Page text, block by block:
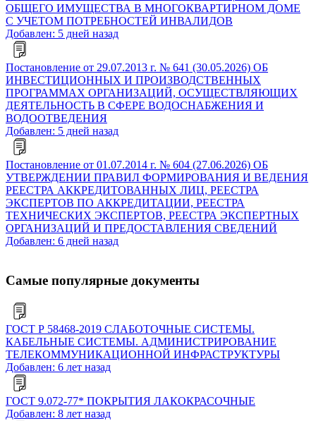
ОБЩЕГО ИМУЩЕСТВА В МНОГОКВАРТИРНОМ ДОМЕ
С УЧЕТОМ ПОТРЕБНОСТЕЙ ИНВАЛИДОВ
Добавлен: 5 дней назад
Постановление от 29.07.2013 г. № 641 (30.05.2026) ОБ
ИНВЕСТИЦИОННЫХ И ПРОИЗВОДСТВЕННЫХ
ПРОГРАММАХ ОРГАНИЗАЦИЙ, ОСУЩЕСТВЛЯЮЩИХ
ДЕЯТЕЛЬНОСТЬ В СФЕРЕ ВОДОСНАБЖЕНИЯ И
ВОДООТВЕДЕНИЯ
Добавлен: 5 дней назад
Постановление от 01.07.2014 г. № 604 (27.06.2026) ОБ
УТВЕРЖДЕНИИ ПРАВИЛ ФОРМИРОВАНИЯ И ВЕДЕНИЯ
РЕЕСТРА АККРЕДИТОВАННЫХ ЛИЦ, РЕЕСТРА
ЭКСПЕРТОВ ПО АККРЕДИТАЦИИ, РЕЕСТРА
ТЕХНИЧЕСКИХ ЭКСПЕРТОВ, РЕЕСТРА ЭКСПЕРТНЫХ
ОРГАНИЗАЦИЙ И ПРЕДОСТАВЛЕНИЯ СВЕДЕНИЙ
Добавлен: 6 дней назад
Самые популярные документы
ГОСТ Р 58468-2019 СЛАБОТОЧНЫЕ СИСТЕМЫ.
КАБЕЛЬНЫЕ СИСТЕМЫ. АДМИНИСТРИРОВАНИЕ
ТЕЛЕКОММУНИКАЦИОННОЙ ИНФРАСТРУКТУРЫ
Добавлен: 6 лет назад
ГОСТ 9.072-77* ПОКРЫТИЯ ЛАКОКРАСОЧНЫЕ
Добавлен: 8 лет назад